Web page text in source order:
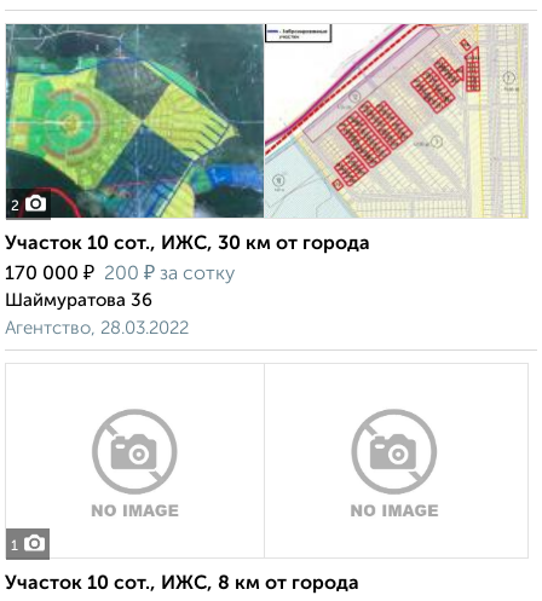
2
Участок 10 сот., ИЖС, 30 км от города
170 000 ₽ 200 ₽ за сотку
Шаймуратова 36
Агентство, 28.03.2022
1
Участок 10 сот., ИЖС, 8 км от города